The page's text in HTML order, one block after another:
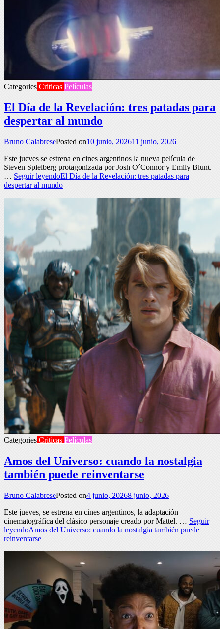
Categories Criticas Películas
El Día de la Revelación: tres patadas para
despertar al mundo
Bruno CalabresePosted on10 junio, 202611 junio, 2026
Este jueves se estrena en cines argentinos la nueva película de
Steven Spielberg protagonizada por Josh O´Connor y Emily Blunt.
… Seguir leyendoEl Día de la Revelación: tres patadas para
despertar al mundo
Categories Criticas Películas
Amos del Universo: cuando la nostalgia
también puede reinventarse
Bruno CalabresePosted on4 junio, 20268 junio, 2026
Este jueves, se estrena en cines argentinos, la adaptación
cinematográfica del clásico personaje creado por Mattel. … Seguir
leyendoAmos del Universo: cuando la nostalgia también puede
reinventarse